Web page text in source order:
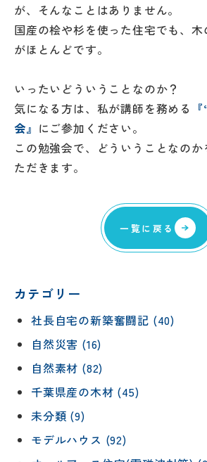
が、そんなことはありません。
国産の桧や杉を使った住宅でも、
がほとんどです。
いったいどういうことなのか？
気になる方は、私が講師を務める
会』 にご参加ください。
この勉強会で、どういうことなの
ただきます。
一覧に戻る
カテゴリー
社長自宅の新築奮闘記 (40)
自然災害 (16)
自然素材 (82)
千葉県産の木材 (45)
未分類 (9)
モデルハウス (92)